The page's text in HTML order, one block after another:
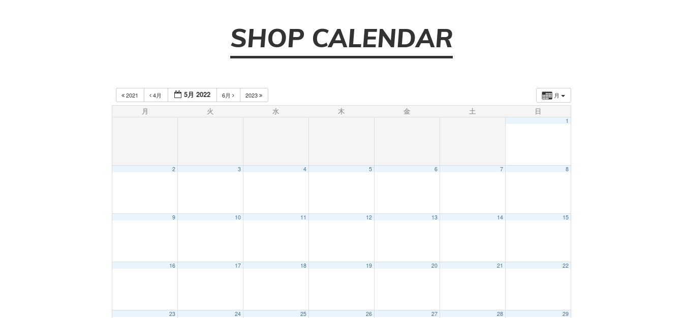
SHOP CALENDAR
月
2021 4月 5月 2022 6月 2023
月 火 水 木 金 土 日
1
2 3 4 5 6 7 8
9 10 11 12 13 14 15
16 17 18 19 20 21 22
23 24 25 26 27 28 29